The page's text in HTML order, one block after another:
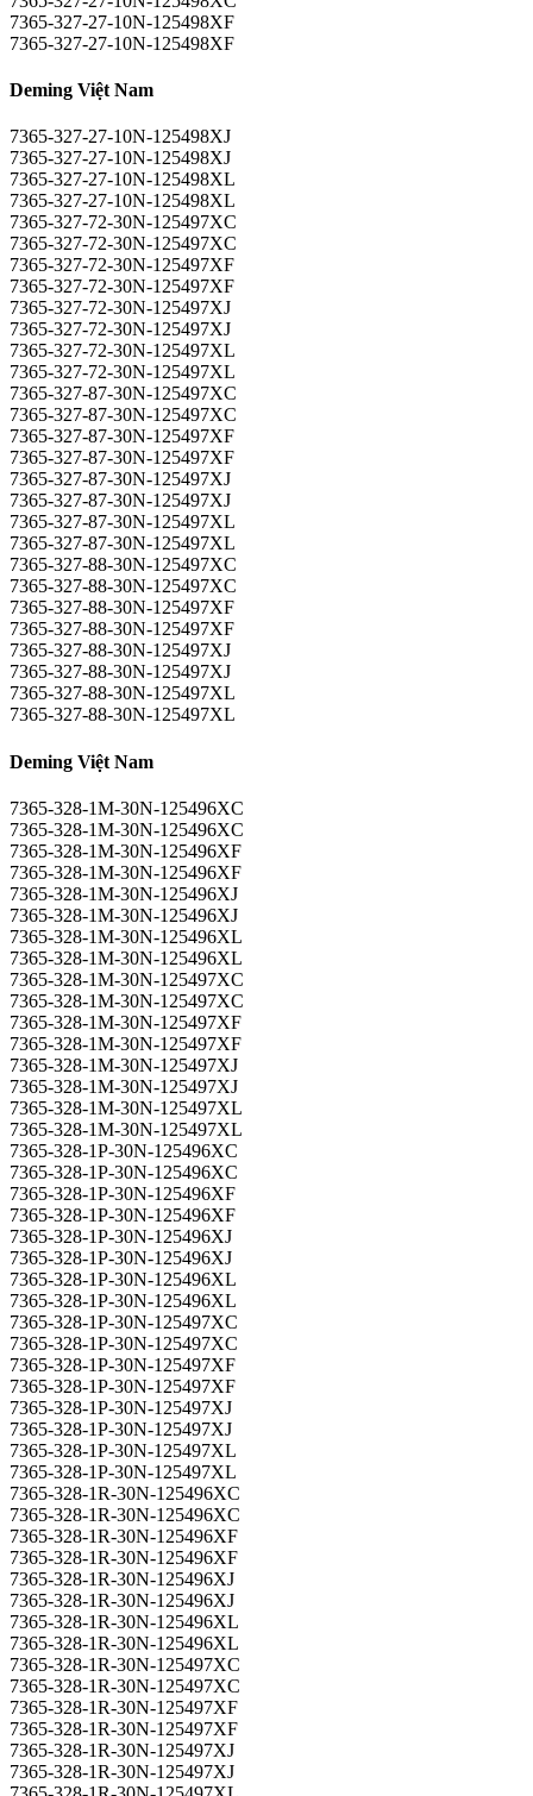
7365-327-27-10N-125498XF
7365-327-27-10N-125498XF
Deming Việt Nam
7365-327-27-10N-125498XJ
7365-327-27-10N-125498XJ
7365-327-27-10N-125498XL
7365-327-27-10N-125498XL
7365-327-72-30N-125497XC
7365-327-72-30N-125497XC
7365-327-72-30N-125497XF
7365-327-72-30N-125497XF
7365-327-72-30N-125497XJ
7365-327-72-30N-125497XJ
7365-327-72-30N-125497XL
7365-327-72-30N-125497XL
7365-327-87-30N-125497XC
7365-327-87-30N-125497XC
7365-327-87-30N-125497XF
7365-327-87-30N-125497XF
7365-327-87-30N-125497XJ
7365-327-87-30N-125497XJ
7365-327-87-30N-125497XL
7365-327-87-30N-125497XL
7365-327-88-30N-125497XC
7365-327-88-30N-125497XC
7365-327-88-30N-125497XF
7365-327-88-30N-125497XF
7365-327-88-30N-125497XJ
7365-327-88-30N-125497XJ
7365-327-88-30N-125497XL
7365-327-88-30N-125497XL
Deming Việt Nam
7365-328-1M-30N-125496XC
7365-328-1M-30N-125496XC
7365-328-1M-30N-125496XF
7365-328-1M-30N-125496XF
7365-328-1M-30N-125496XJ
7365-328-1M-30N-125496XJ
7365-328-1M-30N-125496XL
7365-328-1M-30N-125496XL
7365-328-1M-30N-125497XC
7365-328-1M-30N-125497XC
7365-328-1M-30N-125497XF
7365-328-1M-30N-125497XF
7365-328-1M-30N-125497XJ
7365-328-1M-30N-125497XJ
7365-328-1M-30N-125497XL
7365-328-1M-30N-125497XL
7365-328-1P-30N-125496XC
7365-328-1P-30N-125496XC
7365-328-1P-30N-125496XF
7365-328-1P-30N-125496XF
7365-328-1P-30N-125496XJ
7365-328-1P-30N-125496XJ
7365-328-1P-30N-125496XL
7365-328-1P-30N-125496XL
7365-328-1P-30N-125497XC
7365-328-1P-30N-125497XC
7365-328-1P-30N-125497XF
7365-328-1P-30N-125497XF
7365-328-1P-30N-125497XJ
7365-328-1P-30N-125497XJ
7365-328-1P-30N-125497XL
7365-328-1P-30N-125497XL
7365-328-1R-30N-125496XC
7365-328-1R-30N-125496XC
7365-328-1R-30N-125496XF
7365-328-1R-30N-125496XF
7365-328-1R-30N-125496XJ
7365-328-1R-30N-125496XJ
7365-328-1R-30N-125496XL
7365-328-1R-30N-125496XL
7365-328-1R-30N-125497XC
7365-328-1R-30N-125497XC
7365-328-1R-30N-125497XF
7365-328-1R-30N-125497XF
7365-328-1R-30N-125497XJ
7365-328-1R-30N-125497XJ